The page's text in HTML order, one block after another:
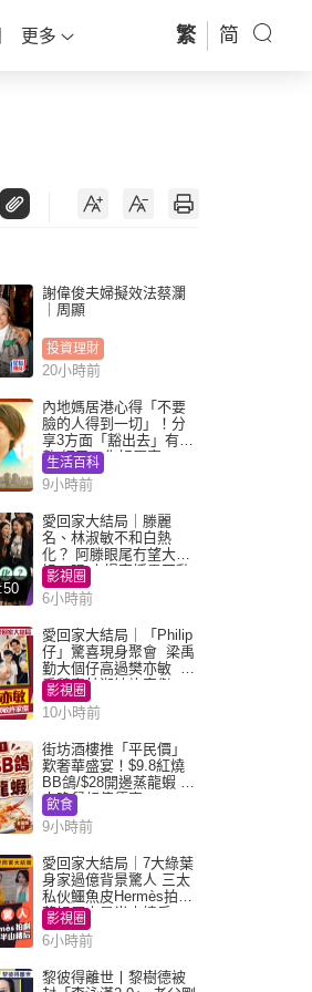
更多 繁 简
謝偉俊夫婦擬效法蔡瀾
｜周顯
投資理財
20小時前
內地媽居港心得「不要
臉的人得到一切」！分
享3方面「豁出去」有著
數 網民：你好厲害
生活百科
9小時前
愛回家大結局｜滕麗
名、林淑敏不和白熱
化？ 阿滕眼尾冇望大小
姐一眼 商場直播零互動
影視圈
6小時前
愛回家大結局｜「Philip
仔」驚喜現身聚會 梁禹
勤大個仔高過樊亦敏 超
乖黐實林淑敏許家傑
影視圈
10小時前
街坊酒樓推「平民價」
歎奢華盛宴！$9.8紅燒
BB鴿/$28開邊蒸龍蝦 3
大晚餐超值優惠
飲食
9小時前
愛回家大結局｜7大綠葉
身家過億背景驚人 三太
私伙鱷魚皮Hermès拍劇
蘇姐原來是半山樓后
影視圈
6小時前
黎彼得離世丨黎樹德被